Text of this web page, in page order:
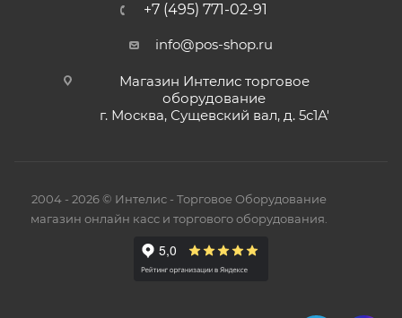
+7 (495) 771-02-91
info@pos-shop.ru
Магазин Интелис торговое
оборудование
г. Москва, Сущевский вал, д. 5с1А'
2004 - 2026 © Интелис - Торговое Оборудование
магазин онлайн касс и торгового оборудования.